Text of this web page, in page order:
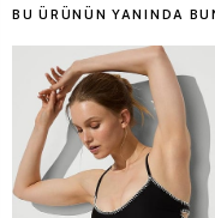
BU ÜRÜNÜN YANINDA